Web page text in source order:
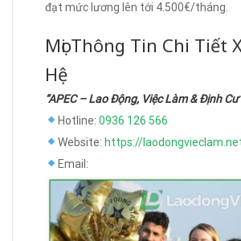
đạt mức lương lên tới 4.500€/tháng.
Mọi Thông Tin Chi Tiết
Hệ
“APEC – Lao Động, Việc Làm & Định
Hotline: 0936 126 566
Website: https://
Email: